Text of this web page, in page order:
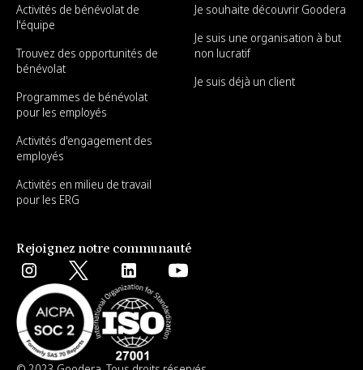
Activités de bénévolat de
l'équipe
Trouvez des opportunités de
bénévolat
Programmes de bénévolat
pour les employés
Activités d'engagement des
employés
Activités en milieu de travail
pour les ERG
Je souhaite découvrir Goodera
Je suis une organisation à but
non lucratif
Je suis déjà un client
Rejoignez notre communauté